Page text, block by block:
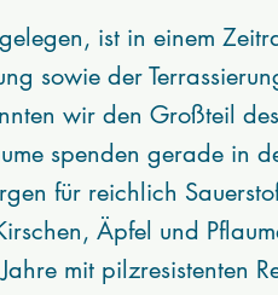
ist in einem
sowie der
wir den Großteil
spenden gerade in
für reichlich
Äpfel und
mit pilzresistenten